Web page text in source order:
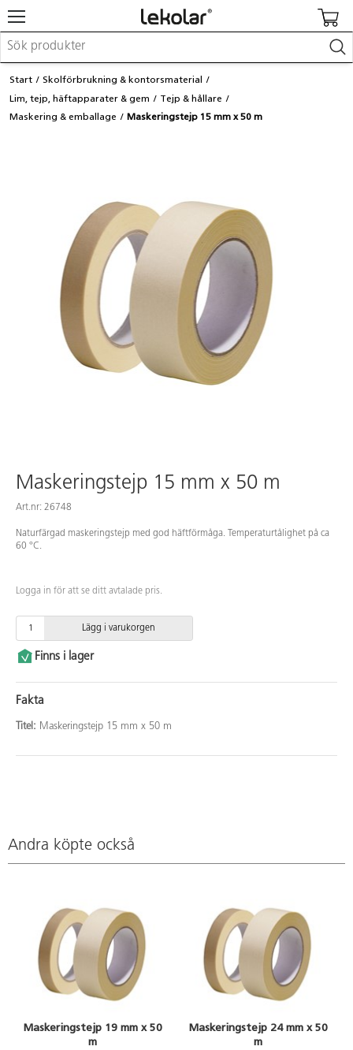
Möbler & inredning
Lekplatsutrustning & utemiljö
Leka
Logga in / Registrera dig
Hitta din säljare
Kontakta Lekolar
Start
Skolförbrukning & kontorsmaterial
Lim, tejp, häftapparater & gem
Tejp & hållare
Maskering & emballage
Maskeringstejp 15 mm x 50 m
Maskeringstejp 15 mm x 50 m
Art.nr: 26748
Naturfärgad maskeringstejp med god häftförmåga. Temperaturtålighet på ca
60 °C.
Logga in för att se ditt avtalade pris.
Lägg i varukorgen
Finns i lager
Fakta
Titel: Maskeringstejp 15 mm x 50 m
Andra köpte också
Maskeringstejp 19 mm x 50
m
Maskeringstejp 24 mm x 50
m